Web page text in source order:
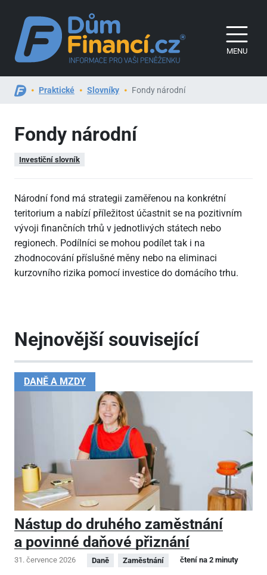
MENU
Praktické Slovníky Fondy národní
Fondy národní
Investiční slovník
Národní fond má strategii zaměřenou na konkrétní
teritorium a nabízí příležitost účastnit se na pozitivním
vývoji finančních trhů v jednotlivých státech nebo
regionech. Podílníci se mohou podílet tak i na
zhodnocování příslušné měny nebo na eliminaci
kurzovního rizika pomocí investice do domácího trhu.
Nejnovější související
DANĚ A MZDY
Nástup do druhého zaměstnání
a povinné daňové přiznání
31. července 2026 Daně Zaměstnání čtení na 2 minuty